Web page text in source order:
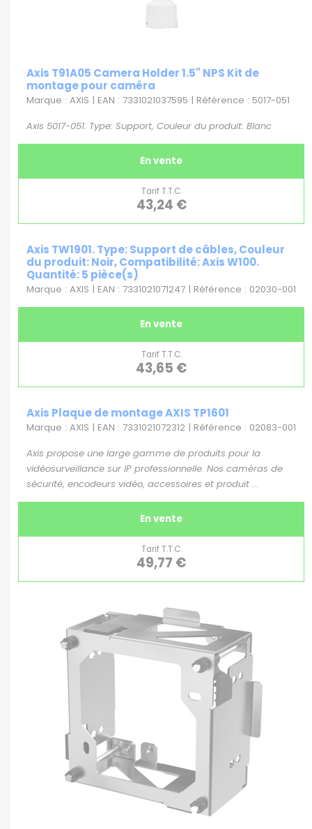
Axis T91A05 Camera Holder 1.5" NPS Kit de
montage pour caméra
Marque : AXIS | EAN : 7331021037595 | Référence : 5017-051
Axis 5017-051. Type: Support, Couleur du produit: Blanc
En vente
Tarif T.T.C.
43,24 €
Axis TW1901. Type: Support de câbles, Couleur
du produit: Noir, Compatibilité: Axis W100.
Quantité: 5 pièce(s)
Marque : AXIS | EAN : 7331021071247 | Référence : 02030-001
En vente
Tarif T.T.C.
43,65 €
Axis Plaque de montage AXIS TP1601
Marque : AXIS | EAN : 7331021072312 | Référence : 02083-001
Axis propose une large gamme de produits pour la
vidéosurveillance sur IP professionnelle. Nos caméras de
sécurité, encodeurs vidéo, accessoires et produit ...
En vente
Tarif T.T.C.
49,77 €